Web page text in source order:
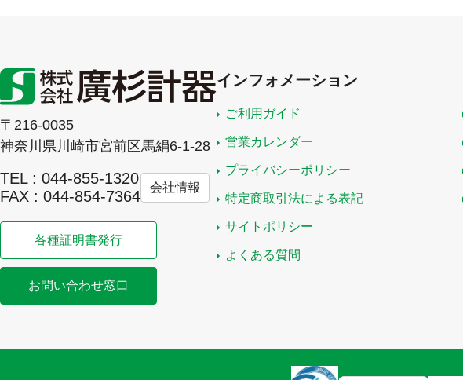
〒216-0035
神奈川県川崎市宮前区馬絹6-1-28
TEL : 044-855-1320
FAX : 044-854-7364
会社情報
各種証明書発行
お問い合わせ窓口
インフォメーション
ご利用ガイド
営業カレンダー
プライバシーポリシー
特定商取引法による表記
サイトポリシー
よくある質問